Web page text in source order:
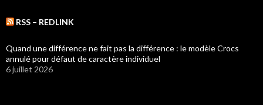
RSS – REDLINK
Quand une différence ne fait pas la différence : le modèle Crocs
annulé pour défaut de caractère individuel
6 juillet 2026